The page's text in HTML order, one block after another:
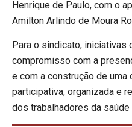
Henrique de Paulo, com o
Amilton Arlindo de Moura
Para o sindicato, iniciativas
compromisso com a
e com a construção de uma
participativa, organizada e
dos trabalhadores da saúde